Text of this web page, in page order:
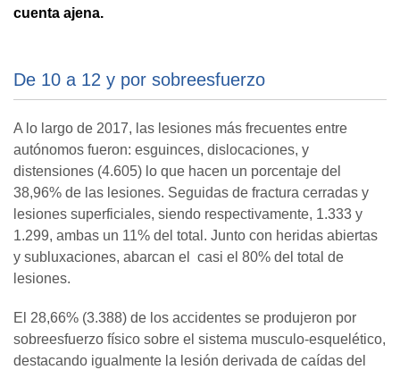
cuenta ajena.
De 10 a 12 y por sobreesfuerzo
A lo largo de 2017, las lesiones más frecuentes entre
autónomos fueron: esguinces, dislocaciones, y
distensiones (4.605) lo que hacen un porcentaje del
38,96% de las lesiones. Seguidas de fractura cerradas y
lesiones superficiales, siendo respectivamente, 1.333 y
1.299, ambas un 11% del total. Junto con heridas abiertas
y subluxaciones, abarcan el casi el 80% del total de
lesiones.
El 28,66% (3.388) de los accidentes se produjeron por
sobreesfuerzo físico sobre el sistema musculo-esquelético,
destacando igualmente la lesión derivada de caídas del